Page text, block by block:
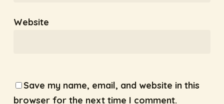
Website
Save my name, email, and website in this
browser for the next time I comment.